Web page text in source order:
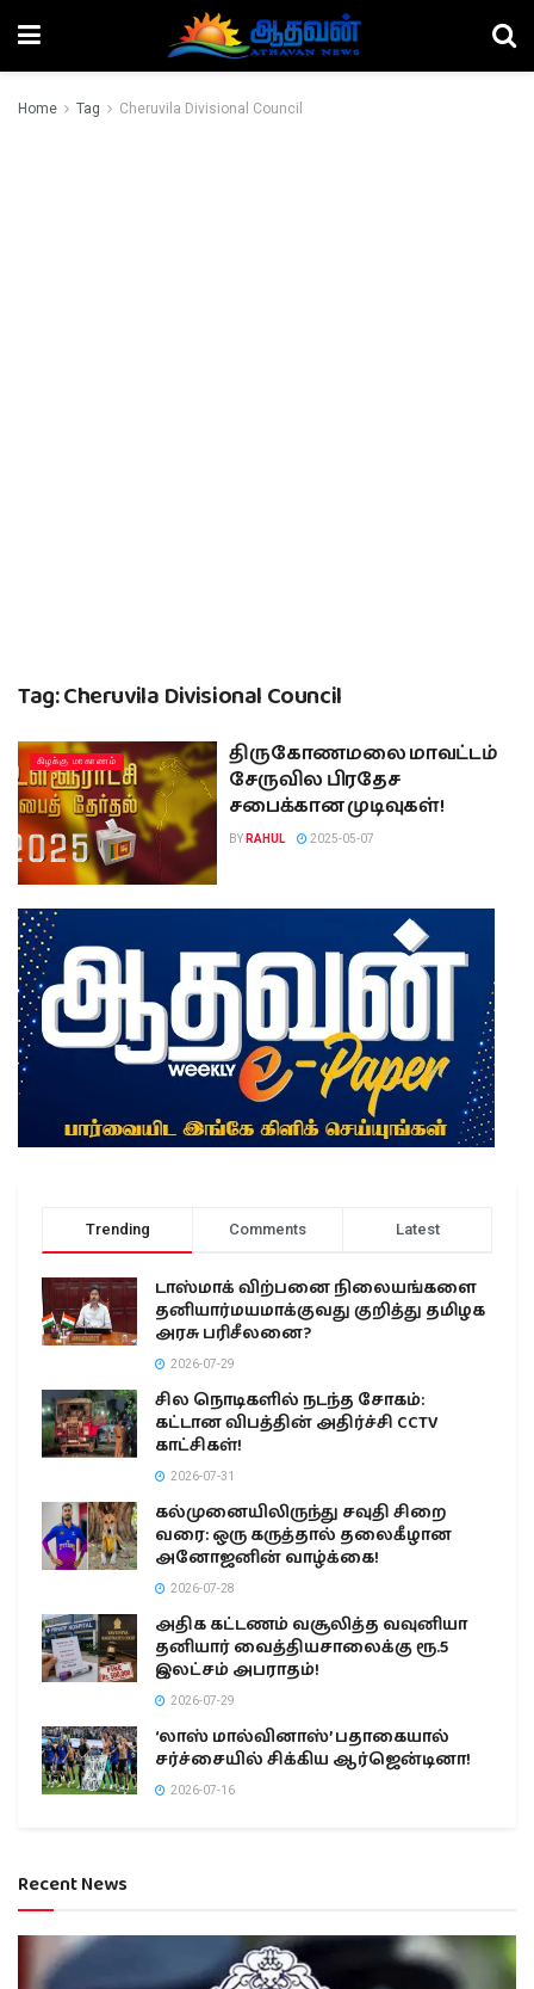
Home Tag Cheruvila Divisional Council
Tag:Cheruvila Divisional Council
கிழக்கு மாகாணம்
திருகோணமலை மாவட்டம்
சேருவில பிரதேச
சபைக்கான முடிவுகள்!
BY RAHUL 2025-05-07
Trending Comments Latest
டாஸ்மாக் விற்பனை நிலையங்களை
தனியார்மயமாக்குவது குறித்து தமிழக
அரசு பரிசீலனை?
2026-07-29
சில நொடிகளில் நடந்த சோகம்:
கட்டான விபத்தின் அதிர்ச்சி CCTV
காட்சிகள்!
2026-07-31
கல்முனையிலிருந்து சவுதி சிறை
வரை: ஒரு கருத்தால் தலைகீழான
அனோஜனின் வாழ்க்கை!
2026-07-28
அதிக கட்டணம் வசூலித்த வவுனியா
தனியார் வைத்தியசாலைக்கு ரூ.5
இலட்சம் அபராதம்!
2026-07-29
‘லாஸ் மால்வினாஸ்’ பதாகையால்
சர்ச்சையில் சிக்கிய ஆர்ஜென்டினா!
2026-07-16
Recent News